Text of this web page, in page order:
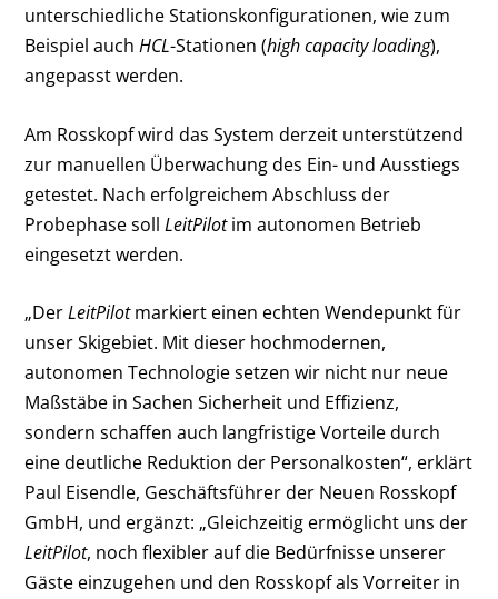
unterschiedliche Stationskonfigurationen, wie zum
Beispiel auchHCL-Stationen (high capacity loading),
angepasst werden.
Am Rosskopf wird das System derzeit unterstützend
zur manuellen Überwachung des Ein- und Ausstiegs
getestet. Nach erfolgreichem Abschluss der
Probephase sollLeitPilotim autonomen Betrieb
eingesetzt werden.
„DerLeitPilotmarkiert einen echten Wendepunkt für
unser Skigebiet. Mit dieser hochmodernen,
autonomen Technologie setzen wir nicht nur neue
Maßstäbe in Sachen Sicherheit und Effizienz,
sondern schaffen auch langfristige Vorteile durch
eine deutliche Reduktion der Personalkosten“, erklärt
Paul Eisendle, Geschäftsführer der Neuen Rosskopf
GmbH, und ergänzt: „Gleichzeitig ermöglicht uns der
LeitPilot, noch flexibler auf die Bedürfnisse unserer
Gäste einzugehen und den Rosskopf als Vorreiter in